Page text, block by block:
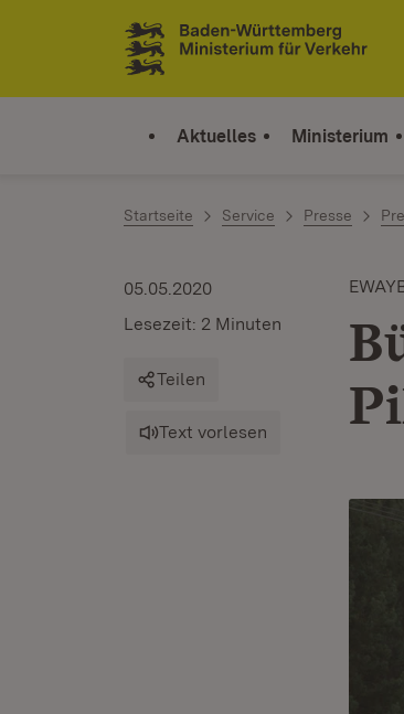
Zum Inhalt springen
Link zur Startseite
Aktuelles Ministerium
Startseite Service Presse
05.05.2020
Lesezeit: 2 Minuten
Teilen
Text vorlesen